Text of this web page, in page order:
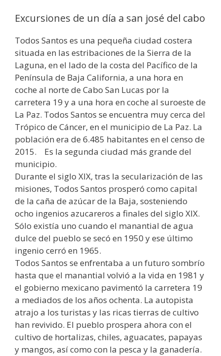
Excursiones de un día a san josé del cabo
Todos Santos es una pequeña ciudad costera
situada en las estribaciones de la Sierra de la
Laguna, en el lado de la costa del Pacífico de la
Península de Baja California, a una hora en
coche al norte de Cabo San Lucas por la
carretera 19 y a una hora en coche al suroeste de
La Paz. Todos Santos se encuentra muy cerca del
Trópico de Cáncer, en el municipio de La Paz. La
población era de 6.485 habitantes en el censo de
2015. Es la segunda ciudad más grande del
municipio.
Durante el siglo XIX, tras la secularización de las
misiones, Todos Santos prosperó como capital
de la caña de azúcar de la Baja, sosteniendo
ocho ingenios azucareros a finales del siglo XIX.
Sólo existía uno cuando el manantial de agua
dulce del pueblo se secó en 1950 y ese último
ingenio cerró en 1965.
Todos Santos se enfrentaba a un futuro sombrío
hasta que el manantial volvió a la vida en 1981 y
el gobierno mexicano pavimentó la carretera 19
a mediados de los años ochenta. La autopista
atrajo a los turistas y las ricas tierras de cultivo
han revivido. El pueblo prospera ahora con el
cultivo de hortalizas, chiles, aguacates, papayas
y mangos, así como con la pesca y la ganadería.